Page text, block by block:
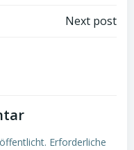
Next post
Erforderliche